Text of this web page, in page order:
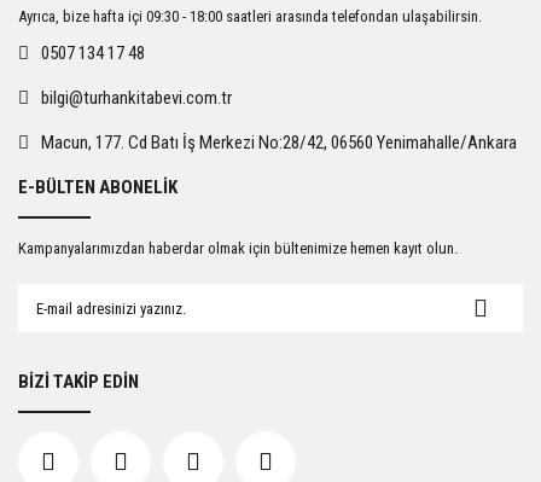
Ürün bilgilerinde hatalar bulunuyor.
Ürün fiyatı diğer sitelerden daha pahalı.
Gönder
Ayrıca, bize hafta içi 09:30 - 18:00 saatleri arasında telefondan ulaşabilirsin.
0507 134 17 48
bilgi@turhankitabevi.com.tr
Macun, 177. Cd Batı İş Merkezi No:28/42, 06560 Yenimahalle/Ankara
E-BÜLTEN ABONELİK
Kampanyalarımızdan haberdar olmak için bültenimize hemen kayıt olun.
BİZİ TAKİP EDİN